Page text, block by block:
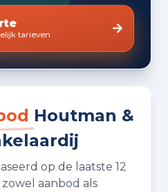
kennis en
tarieven
Houtman &
op de laatste 12
aanbod als